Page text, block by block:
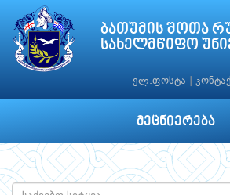
ბათუმის შოთა
სახელმწიფო
ელ.ფოსტა
მეცნიერება